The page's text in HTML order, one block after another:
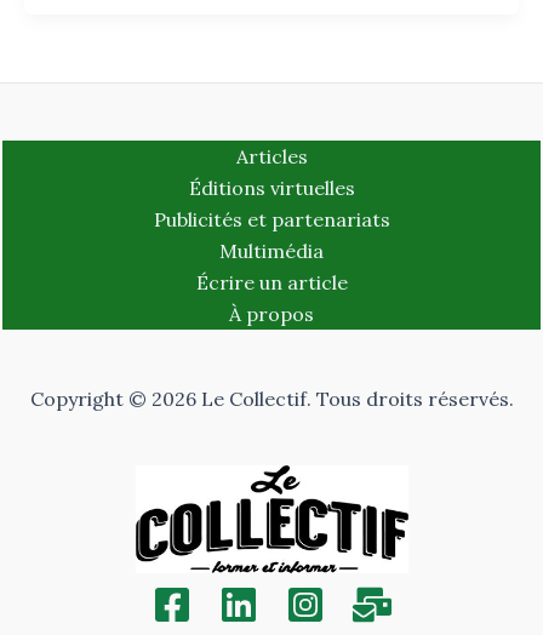
Articles
Éditions virtuelles
Publicités et partenariats
Multimédia
Écrire un article
À propos
Copyright © 2026 Le Collectif. Tous droits réservés.